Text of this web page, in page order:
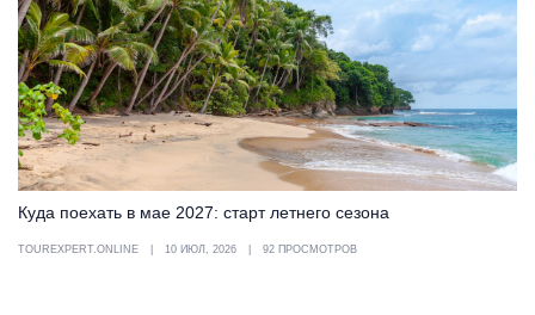
Куда поехать в мае 2027: старт летнего сезона
TOUREXPERT.ONLINE 10 ИЮЛ, 2026 92 ПРОСМОТРОВ